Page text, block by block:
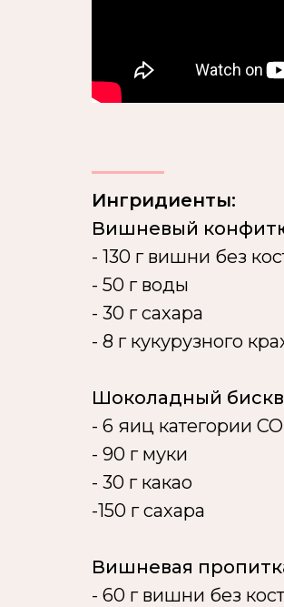
Ингридиенты:
Вишневый
- 130 г вишни без
- 50 г воды
- 30 г сахара
- 8 г кукурузного
Шоколадный
- 6 яиц категории
- 90 г муки
- 30 г какао
-150 г сахара
Вишневая
- 60 г вишни без